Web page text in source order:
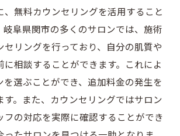
市での脱毛術の最新動向
ゼロを目指した脱毛の選択肢
安心の追加料金なし脱毛サロンの
加料金を防ぐサロンの選び方
市の口コミで探す安心サロン
注意すべき料金プラン
、無料カウンセリングを活用すること
岐阜県関市の多くのサロンでは、施術
セリングを行っており、自分の肌質や
に相談することができます。これによ
を選ぶことができ、追加料金の発生を
す。また、カウンセリングではサロン
フの対応を実際に確認することができ